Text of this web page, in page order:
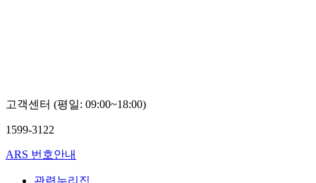
고객센터 (평일: 09:00~18:00)
1599-3122
ARS 번호안내